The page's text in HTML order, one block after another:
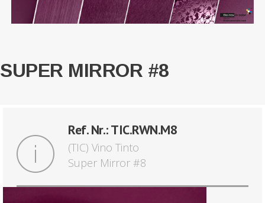
SUPER MIRROR #8
Ref. Nr.: TIC.RWN.M8
(TIC) Vino Tinto
Super Mirror #8